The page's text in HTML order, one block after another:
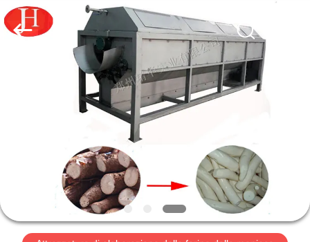
PRODOTTI
SPETTACOLO
VR
2026
Zhengzhou
Jinghua
Industry